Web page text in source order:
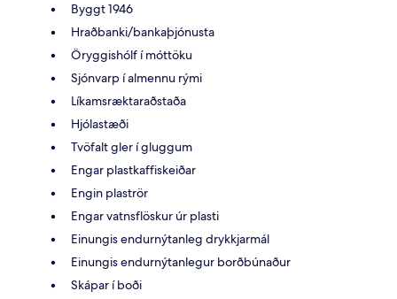
Byggt 1946
Hraðbanki/bankaþjónusta
Öryggishólf í móttöku
Sjónvarp í almennu rými
Líkamsræktaraðstaða
Hjólastæði
Tvöfalt gler í gluggum
Engar plastkaffiskeiðar
Engin plaströr
Engar vatnsflöskur úr plasti
Einungis endurnýtanleg drykkjarmál
Einungis endurnýtanlegur borðbúnaður
Skápar í boði